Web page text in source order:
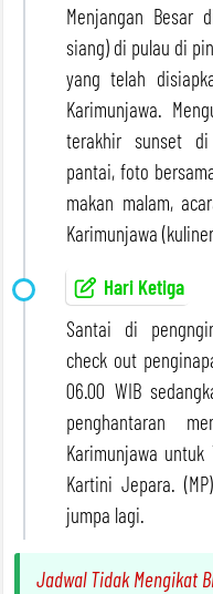
Menjangan Besar
siang) di pulau di
yang telah
Karimunjawa.
terakhir sunset di
pantai, foto
makan malam,
Karimunjawa
Hari Ketiga
Santai di
check out
06.00 WIB
penghantaran
Karimunjawa
Kartini Jepara.
jumpa lagi.
Jadwal Tidak Mengikat